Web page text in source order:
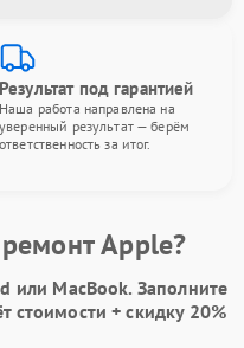
Результат под гарантией
Наша работа направлена на
уверенный результат — берём
ответственность за итог.
Apple?
или MacBook. Заполните
стоимости +скидку 20%